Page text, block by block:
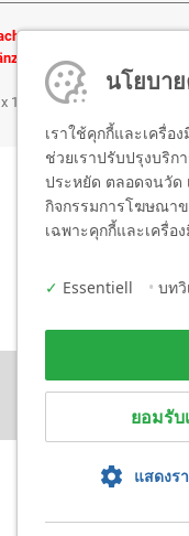
x 100 มม.
นโยบา
เราใช้คุกกี้และเครื่อ
ช่วยเราปรับปรุงบริก
ประหยัด ตลอดจนวัด
กิจกรรมการโฆษณา
เฉพาะคุกกี้และเครื่อ
✓ Essentiell • บทวิ
ยอมรับ
แสดงร